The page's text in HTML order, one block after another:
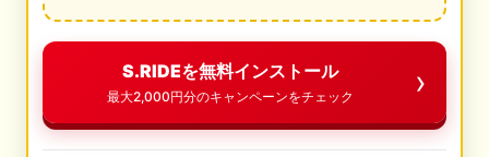
S.RIDEを無料インストール
最大2,000円分のキャンペーンをチェック